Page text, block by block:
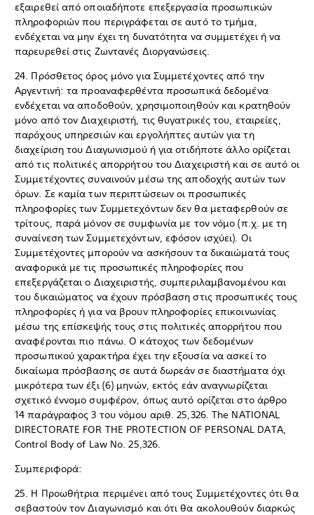
εξαιρεθεί από οποιαδήποτε επεξεργασία προσωπικών
πληροφοριών που περιγράφεται σε αυτό το τμήμα,
ενδέχεται να μην έχει τη δυνατότητα να συμμετέχει ή να
παρευρεθεί στις Ζωντανές Διοργανώσεις.
24. Πρόσθετος όρος μόνο για Συμμετέχοντες από την
Αργεντινή: τα προαναφερθέντα προσωπικά δεδομένα
ενδέχεται να αποδοθούν, χρησιμοποιηθούν και κρατηθούν
μόνο από τον Διαχειριστή, τις θυγατρικές του, εταιρείες,
παρόχους υπηρεσιών και εργολήπτες αυτών για τη
διαχείριση του Διαγωνισμού ή για οτιδήποτε άλλο ορίζεται
από τις πολιτικές απορρήτου του Διαχειριστή και σε αυτό οι
Συμμετέχοντες συναινούν μέσω της αποδοχής αυτών των
όρων. Σε καμία των περιπτώσεων οι προσωπικές
πληροφορίες των Συμμετεχόντων δεν θα μεταφερθούν σε
τρίτους, παρά μόνον σε συμφωνία με τον νόμο (π.χ. με τη
συναίνεση των Συμμετεχόντων, εφόσον ισχύει). Οι
Συμμετέχοντες μπορούν να ασκήσουν τα δικαιώματά τους
αναφορικά με τις προσωπικές πληροφορίες που
επεξεργάζεται ο Διαχειριστής, συμπεριλαμβανομένου και
του δικαιώματος να έχουν πρόσβαση στις προσωπικές τους
πληροφορίες ή για να βρουν πληροφορίες επικοινωνίας
μέσω της επίσκεψής τους στις πολιτικές απορρήτου που
αναφέρονται πιο πάνω. Ο κάτοχος των δεδομένων
προσωπικού χαρακτήρα έχει την εξουσία να ασκεί το
δικαίωμα πρόσβασης σε αυτά δωρεάν σε διαστήματα όχι
μικρότερα των έξι (6) μηνών, εκτός εάν αναγνωρίζεται
σχετικό έννομο συμφέρον, όπως αυτό ορίζεται στο άρθρο
14 παράγραφος 3 του νόμου αριθ. 25,326. The NATIONAL
DIRECTORATE FOR THE PROTECTION OF PERSONAL DATA,
Control Body of Law No. 25,326.
Συμπεριφορά:
25. Η Προωθήτρια περιμένει από τους Συμμετέχοντες ότι θα
σεβαστούν τον Διαγωνισμό και ότι θα ακολουθούν διαρκώς